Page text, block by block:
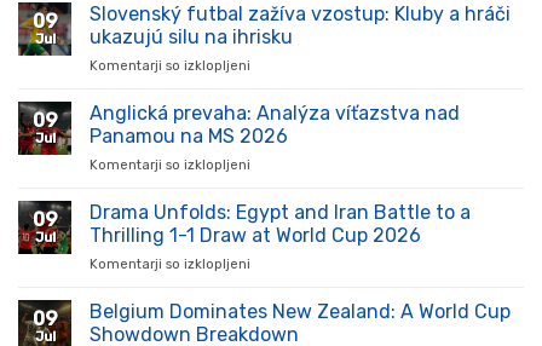
09
Jul
Slovenský futbal zažíva vzostup: Kluby a hráči
ukazujú silu na ihrisku
Komentarji so izklopljeni
futbal
zažíva
vzostup:
hráči
ukazujú
09
Jul
Anglická prevaha: Analýza víťazstva nad
Panamou na MS 2026
Komentarji so izklopljeni
prevaha:
Analýza
víťazstva
na
MS
09
Jul
Drama Unfolds: Egypt and Iran Battle to a
Thrilling 1-1 Draw at World Cup 2026
Komentarji so izklopljeni
Unfolds:
Egypt
09
Jul
Belgium Dominates New Zealand: A World Cup
Showdown Breakdown